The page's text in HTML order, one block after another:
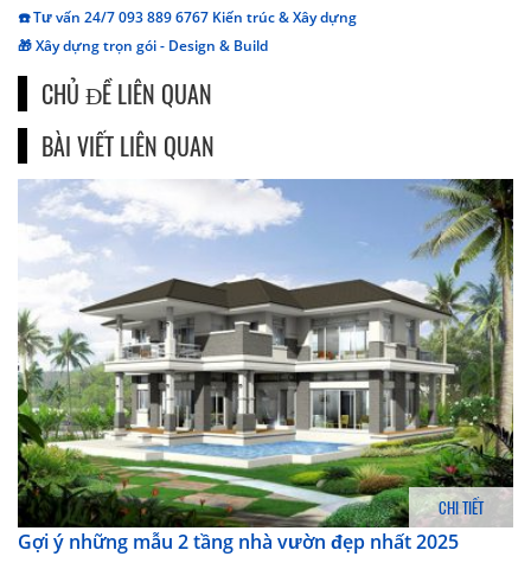
☎️ Tư vấn 24/7 093 889 6767 Kiến trúc & Xây dựng
🎁 Xây dựng trọn gói - Design & Build
CHỦ ĐỀ LIÊN QUAN
BÀI VIẾT LIÊN QUAN
CHI TIẾT
Gợi ý những mẫu 2 tầng nhà vườn đẹp nhất 2025